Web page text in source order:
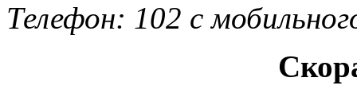
Телефон: 102 с